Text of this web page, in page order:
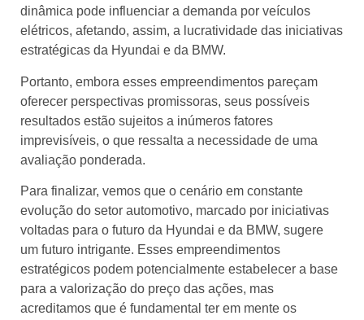
dinâmica pode influenciar a demanda por veículos
elétricos, afetando, assim, a lucratividade das iniciativas
estratégicas da Hyundai e da BMW.
Portanto, embora esses empreendimentos pareçam
oferecer perspectivas promissoras, seus possíveis
resultados estão sujeitos a inúmeros fatores
imprevisíveis, o que ressalta a necessidade de uma
avaliação ponderada.
Para finalizar, vemos que o cenário em constante
evolução do setor automotivo, marcado por iniciativas
voltadas para o futuro da Hyundai e da BMW, sugere
um futuro intrigante. Esses empreendimentos
estratégicos podem potencialmente estabelecer a base
para a valorização do preço das ações, mas
acreditamos que é fundamental ter em mente os